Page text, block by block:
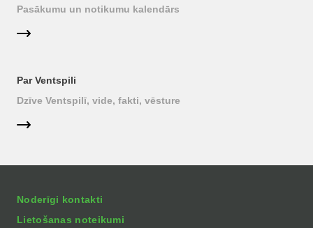
Pasākumu un notikumu kalendārs
Par Ventspili
Dzīve Ventspilī, vide, fakti, vēsture
Noderīgi kontakti
Lietošanas noteikumi